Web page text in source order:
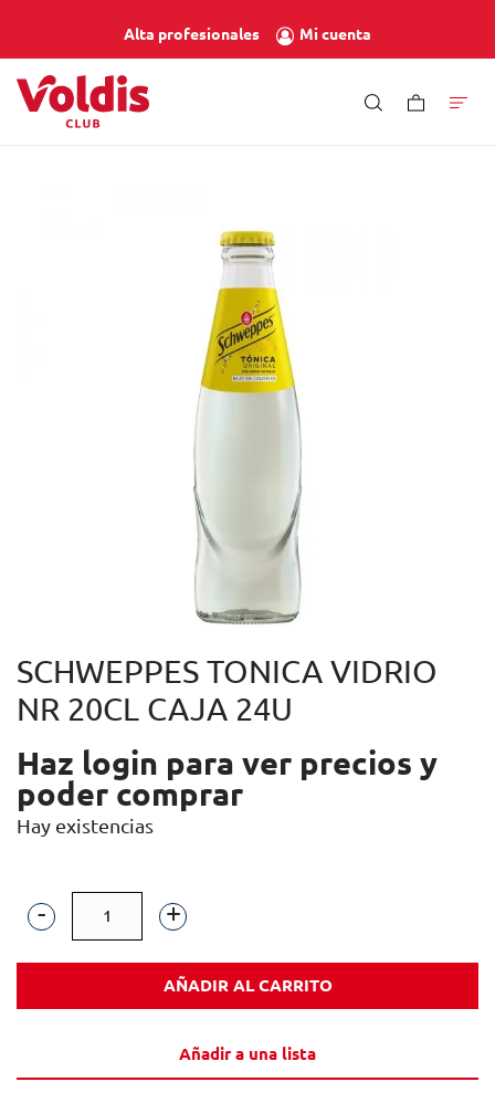
Alta profesionales Mi cuenta
SCHWEPPES TONICA VIDRIO
NR 20CL CAJA 24U
Haz login para ver precios y
poder comprar
Hay existencias
SCHWEPPES
TONICA
AÑADIR AL CARRITO
Añadir a una lista